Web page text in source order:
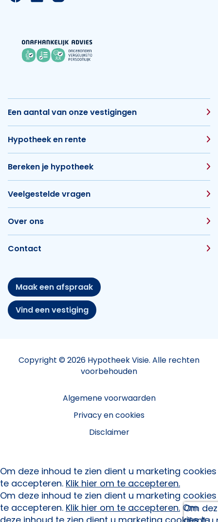
Een aantal van onze vestigingen
Hypotheek en rente
Bereken je hypotheek
Veelgestelde vragen
Over ons
Contact
Maak een afspraak
Vind een vestiging
Copyright © 2026 Hypotheek Visie. Alle rechten
voorbehouden
Algemene voorwaarden
Privacy en cookies
Disclaimer
Om
Om deze inhoud te zien dient u marketing cookies
te accepteren. Klik hier om te accepteren.
Om deze inhoud te zien dient u marketing cookies
te accepteren. Klik hier om te accepteren. Om